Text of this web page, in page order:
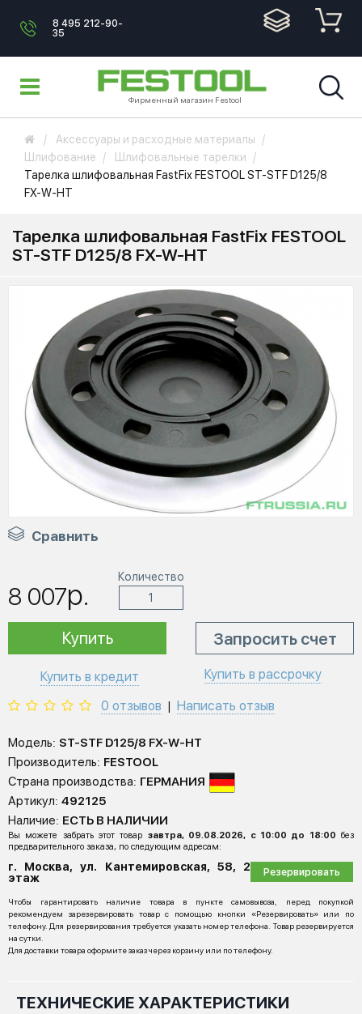
8 495 212-90-
35
Фирменный магазин Festool
Аксессуары и расходные материалы
Шлифование
Шлифовальные тарелки
Тарелка шлифовальная FastFix FESTOOL ST-STF D125/8
FX-W-HT
Тарелка шлифовальная FastFix FESTOOL
ST-STF D125/8 FX-W-HT
Сравнить
8 007р.
Количество
Купить Запросить счет
Купить в кредит Купить в рассрочку
0 отзывов Написать отзыв
Модель: ST-STF D125/8 FX-W-HT
Производитель: FESTOOL
Страна производства: ГЕРМАНИЯ
Артикул: 492125
Наличие: ЕСТЬ В НАЛИЧИИ
Вы можете забрать этот товар завтра, 09.08.2026, с 10:00 до 18:00 без
предварительного заказа, по следующим адресам:
г. Москва, ул. Кантемировская, 58, 2
этаж
Резервировать
Чтобы гарантировать наличие товара в пункте самовывоза, перед покупкой
рекомендуем зарезервировать товар с помощью кнопки «Резервировать» или по
телефону. Для резервирования требуется указать номер телефона. Товар резервируется
на сутки.
Для доставки товара оформите заказ через корзину или по телефону.
ТЕХНИЧЕСКИЕ ХАРАКТЕРИСТИКИ